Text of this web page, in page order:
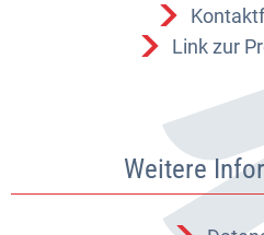
Link zur
Weitere